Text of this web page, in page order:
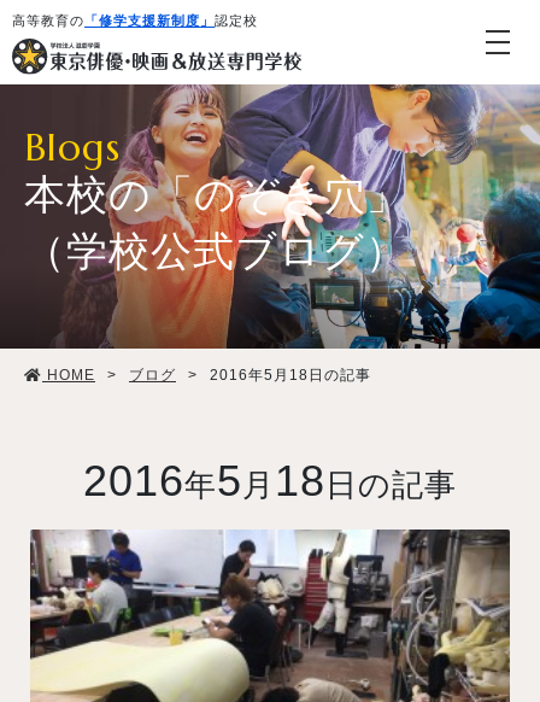
高等教育の 「修学支援新制度」 認定校
学校紹介・教育システム
学生生活
就職・デビュー
入試案内
学校情報
Blogs
本校の「のぞき穴」
（学校公式ブログ）
HOME > ブログ > 2016年5月18日の記事
2016年5 月 18 日の記事